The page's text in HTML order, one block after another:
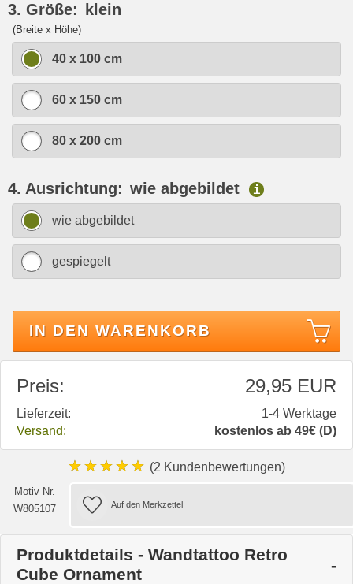
3. Größe: klein
(Breite x Höhe)
40 x 100 cm
60 x 150 cm
80 x 200 cm
4. Ausrichtung: wie abgebildet i
wie abgebildet
gespiegelt
IN DEN WARENKORB
Preis: 29,95 EUR
Lieferzeit:
1-4 Werktage
Versand:
kostenlos ab 49€ (D)
★★★★★ (2 Kundenbewertungen)
Motiv Nr.
W805107
Produktdetails - Wandtattoo Retro
Cube Ornament